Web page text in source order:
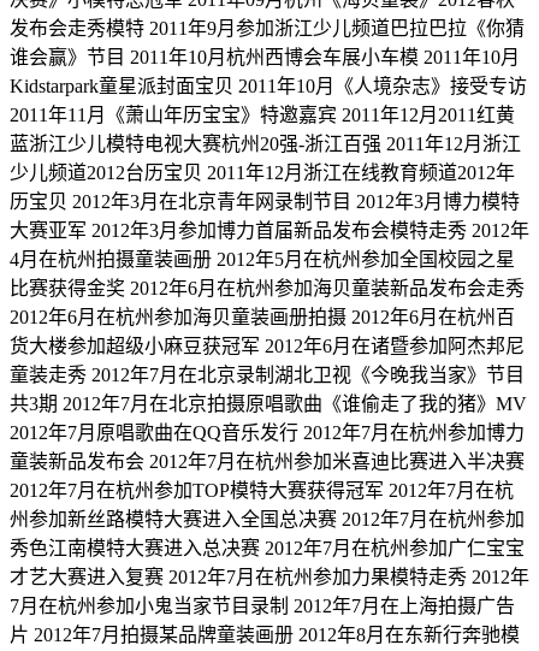
发布会走秀模特 2011年9月参加浙江少儿频道巴拉巴拉《你猜
谁会赢》节目 2011年10月杭州西博会车展小车模 2011年10月
Kidstarpark童星派封面宝贝 2011年10月《人境杂志》接受专访
2011年11月《萧山年历宝宝》特邀嘉宾 2011年12月2011红黄
蓝浙江少儿模特电视大赛杭州20强-浙江百强 2011年12月浙江
少儿频道2012台历宝贝 2011年12月浙江在线教育频道2012年
历宝贝 2012年3月在北京青年网录制节目 2012年3月博力模特
大赛亚军 2012年3月参加博力首届新品发布会模特走秀 2012年
4月在杭州拍摄童装画册 2012年5月在杭州参加全国校园之星
比赛获得金奖 2012年6月在杭州参加海贝童装新品发布会走秀
2012年6月在杭州参加海贝童装画册拍摄 2012年6月在杭州百
货大楼参加超级小麻豆获冠军 2012年6月在诸暨参加阿杰邦尼
童装走秀 2012年7月在北京录制湖北卫视《今晚我当家》节目
共3期 2012年7月在北京拍摄原唱歌曲《谁偷走了我的猪》MV
2012年7月原唱歌曲在QQ音乐发行 2012年7月在杭州参加博力
童装新品发布会 2012年7月在杭州参加米喜迪比赛进入半决赛
2012年7月在杭州参加TOP模特大赛获得冠军 2012年7月在杭
州参加新丝路模特大赛进入全国总决赛 2012年7月在杭州参加
秀色江南模特大赛进入总决赛 2012年7月在杭州参加广仁宝宝
才艺大赛进入复赛 2012年7月在杭州参加力果模特走秀 2012年
7月在杭州参加小鬼当家节目录制 2012年7月在上海拍摄广告
片 2012年7月拍摄某品牌童装画册 2012年8月在东新行奔驰模